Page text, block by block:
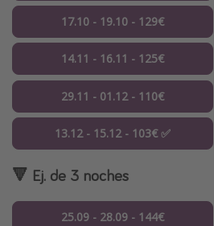
17.10 - 19.10 - 129€
14.11 - 16.11 - 125€
29.11 - 01.12 - 110€
13.12 - 15.12 - 103€ ✅
🔻 Ej. de 3 noches
25.09 - 28.09 - 144€